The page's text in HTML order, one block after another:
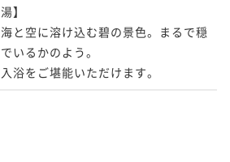
】
と空に溶け込む碧の景色。まるで穏
いるかのよう。
浴をご堪能いただけます。